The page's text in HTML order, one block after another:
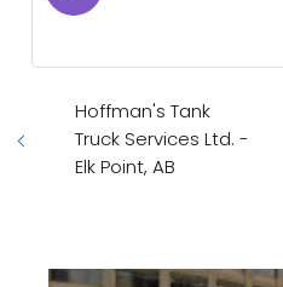
Hoffman's Tank
Truck Services Ltd. -
Elk Point, AB